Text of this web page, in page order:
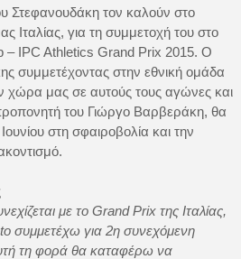
Στεφανουδάκη τον καλούν στο
Ιταλίας, για τη συμμετοχή του στο
– IPC Athletics Grand Prix 2015. Ο
συμμετέχοντας στην εθνική ομάδα
μας σε αυτούς τους αγώνες και
του Γιώργο Βαρβεράκη, θα
στη σφαιροβολία και την
με το Grand Prix της Ιταλίας,
συμμετέχω για 2η συνεχόμενη
τη φορά θα καταφέρω να